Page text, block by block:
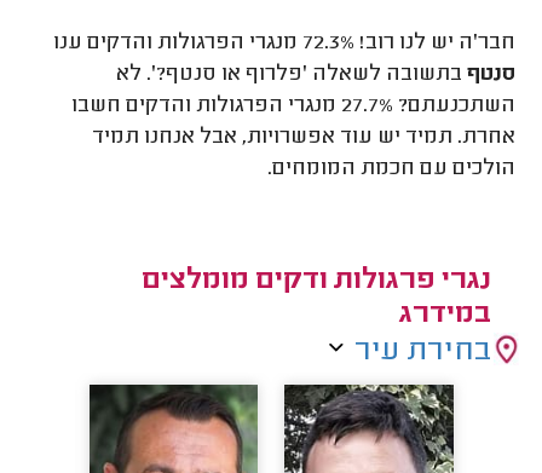
חבר'ה יש לנו רוב! 72.3% מנגרי הפרגולות והדקים ענו
סנטף בתשובה לשאלה 'פלרוף או סנטף?'. לא
השתכנעתם? 27.7% מנגרי הפרגולות והדקים חשבו
אחרת. תמיד יש עוד אפשרויות, אבל אנחנו תמיד
הולכים עם חכמת המומחים.
נגרי פרגולות ודקים מומלצים
במידרג
בחירת עיר